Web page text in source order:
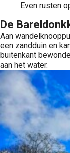
Even rusten
De
Aan
een zandduin en
buitenkant
aan het water.